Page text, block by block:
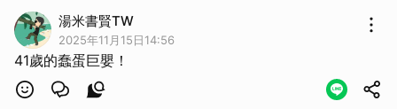
湯米書賢TW
2025年11月15日14:56
41歲的蠢蛋巨嬰！